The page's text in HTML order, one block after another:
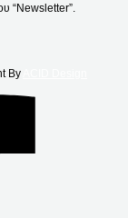
“Newsletter”.
By